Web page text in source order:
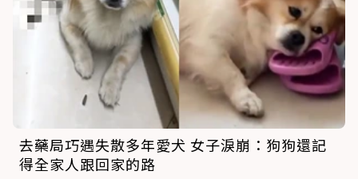
去藥局巧遇失散多年愛犬 女子淚崩：狗狗還記
得全家人跟回家的路